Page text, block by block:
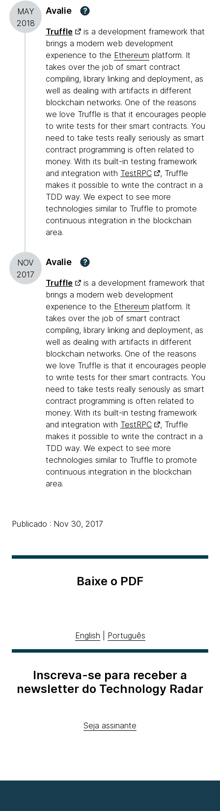
MAY
2018
Avalie ?
Truffle
is a development framework that
brings a modern web development
experience to the Ethereum platform. It
takes over the job of smart contract
compiling, library linking and deployment, as
well as dealing with artifacts in different
blockchain networks. One of the reasons
we love Truffle is that it encourages people
to write tests for their smart contracts. You
need to take tests really seriously as smart
contract programming is often related to
money. With its built-in testing framework
and integration with TestRPC
, Truffle
makes it possible to write the contract in a
TDD way. We expect to see more
technologies similar to Truffle to promote
continuous integration in the blockchain
area.
NOV
2017
Avalie ?
Truffle
is a development framework that
brings a modern web development
experience to the Ethereum platform. It
takes over the job of smart contract
compiling, library linking and deployment, as
well as dealing with artifacts in different
blockchain networks. One of the reasons
we love Truffle is that it encourages people
to write tests for their smart contracts. You
need to take tests really seriously as smart
contract programming is often related to
money. With its built-in testing framework
and integration with TestRPC
, Truffle
makes it possible to write the contract in a
TDD way. We expect to see more
technologies similar to Truffle to promote
continuous integration in the blockchain
area.
Publicado : Nov 30, 2017
Baixe o PDF
English Português
Inscreva-se para receber a
newsletter do Technology Radar
Seja assinante